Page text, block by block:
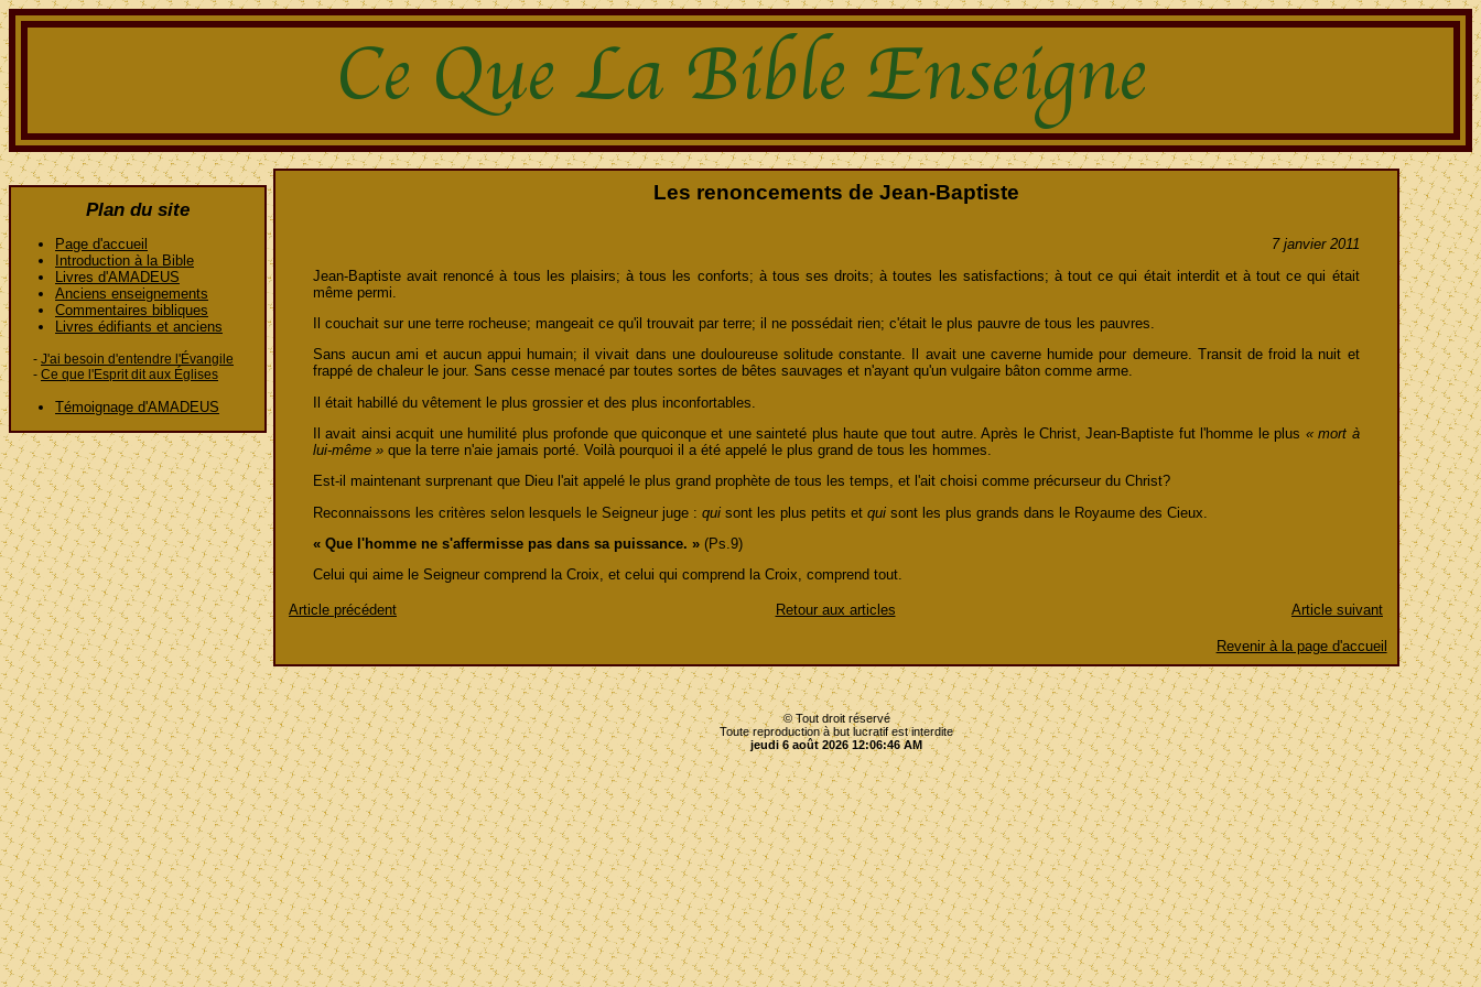
Plan du site
Page d'accueil
Introduction à la Bible
Livres d'AMADEUS
Anciens enseignements
Commentaires bibliques
Livres édifiants et anciens
- J'ai besoin d'entendre l'Évangile
- Ce que l'Esprit dit aux Églises
Témoignage d'AMADEUS
Les renoncements de Jean-Baptiste
7 janvier 2011
Jean-Baptiste avait renoncé à tous les plaisirs; à tous les conforts; à tous ses droits; à toutes les satisfactions; à tout ce qui était interdit et à tout ce qui était
même permi.
Il couchait sur une terre rocheuse; mangeait ce qu'il trouvait par terre; il ne possédait rien; c'était le plus pauvre de tous les pauvres.
Sans aucun ami et aucun appui humain; il vivait dans une douloureuse solitude constante. Il avait une caverne humide pour demeure. Transit de froid la nuit et
frappé de chaleur le jour. Sans cesse menacé par toutes sortes de bêtes sauvages et n'ayant qu'un vulgaire bâton comme arme.
Il était habillé du vêtement le plus grossier et des plus inconfortables.
Il avait ainsi acquit une humilité plus profonde que quiconque et une sainteté plus haute que tout autre. Après le Christ, Jean-Baptiste fut l'homme le plus « mort à
lui-même » que la terre n'aie jamais porté. Voilà pourquoi il a été appelé le plus grand de tous les hommes.
Est-il maintenant surprenant que Dieu l'ait appelé le plus grand prophète de tous les temps, et l'ait choisi comme précurseur du Christ?
Reconnaissons les critères selon lesquels le Seigneur juge : qui sont les plus petits et qui sont les plus grands dans le Royaume des Cieux.
« Que l'homme ne s'affermisse pas dans sa puissance. » (Ps.9)
Celui qui aime le Seigneur comprend la Croix, et celui qui comprend la Croix, comprend tout.
Article précédent Retour aux articles Article suivant
Revenir à la page d'accueil
© Tout droit réservé
Toute reproduction à but lucratif est interdite
jeudi 6 août 2026 12:06:46 AM